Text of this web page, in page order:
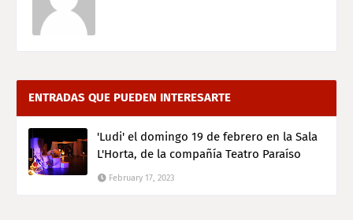
ENTRADAS QUE PUEDEN INTERESARTE
'Ludi' el domingo 19 de febrero en la Sala
L'Horta, de la compañía Teatro Paraíso
February 17, 2023